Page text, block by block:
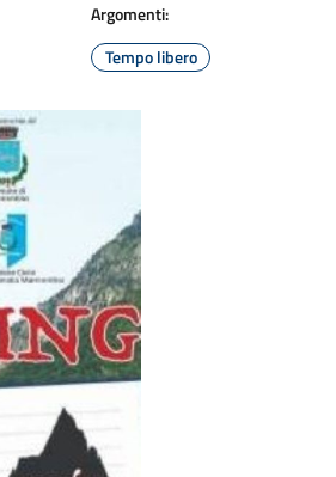
Argomenti:
Tempo libero